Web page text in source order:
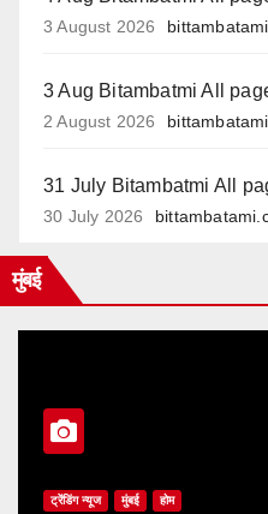
3 August 2026
3 Aug Bitambatmi All
2 August 2026
31 July Bitambatmi All
30 July 2026
मुंबई
ट्रेंडिंग न्यूज मुंबई होम